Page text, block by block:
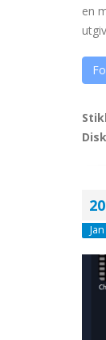
en
20
Jan